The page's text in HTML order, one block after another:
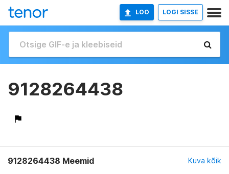
LOO LOGI SISSE
9128264438
9128264438 Meemid Kuva kõik